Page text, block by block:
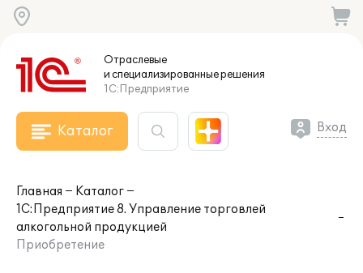
Отраслевые
и специализированныерешения
1С:Предприятие
Каталог Вход
Главная
Каталог
1С:Предприятие 8. Управление торговлей
алкогольной продукцией
Приобретение